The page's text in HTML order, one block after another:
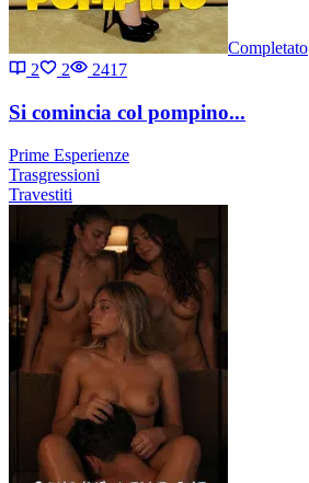
Completato
2
2 2417
Si comincia col pompino...
Prime Esperienze
Trasgressioni
Travestiti